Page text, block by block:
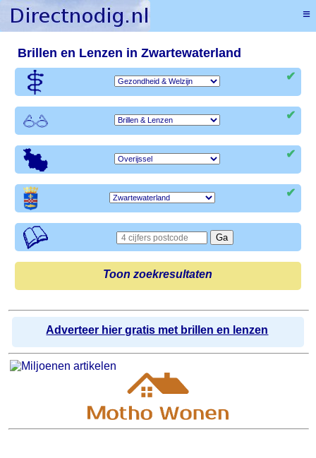
Brillen en Lenzen in Zwartewaterland
✔
✔
✔
✔
Toon zoekresultaten
Adverteer hier gratis met brillen en lenzen
≡